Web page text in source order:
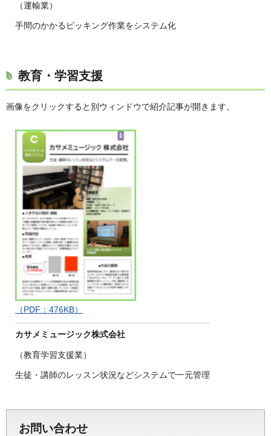
（運輸業）
手間のかかるピッキング作業をシステム化
教育・学習支援
画像をクリックすると別ウィンドウで紹介記事が開きます。
（PDF：476KB）
カサメミュージック株式会社
（教育学習支援業）
生徒・講師のレッスン状況などシステムで一元管理
お問い合わせ